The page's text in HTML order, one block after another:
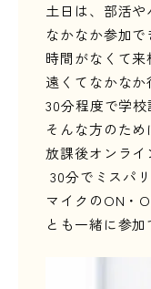
個人情報保護
SNSをフ
土日は、部活
なかなか参加で
時間がなくて来
遠くてなかなか
30分程度で学校
そんな方のため
放課後オンライ
30分でミスパ
マイクのON・
とも一緒に参加